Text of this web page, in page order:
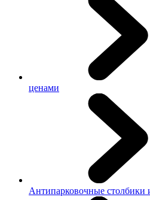
ценами
Антипарковочные столбики